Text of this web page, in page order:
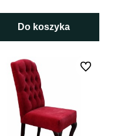
Do koszyka
Do